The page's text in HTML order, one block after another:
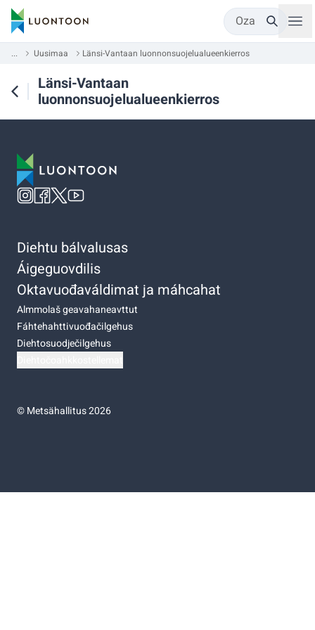
Oza
... Uusimaa Länsi-Vantaan luonnonsuojelualueenkierros
Länsi-Vantaan
luonnonsuojelualueenkierros
Diehtu bálvalusas
Áigeguovdilis
Oktavuođaváldimat ja máhcahat
Almmolaš geavahaneavttut
Fáhtehahttivuođačilgehus
Diehtosuodječilgehus
©Metsähallitus 2026